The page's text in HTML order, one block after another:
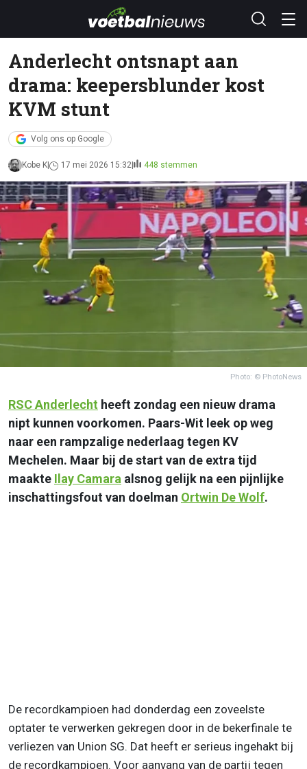
Anderlecht ontsnapt aan
drama: keepersblunder kost
KVM stunt
Volg ons op Google
Kobe K 17 mei 2026 15:32 448 stemmen
Photo: © PhotoNews
RSCAnderlecht heeft zondag een nieuw drama
nipt kunnen voorkomen. Paars-Wit leek op weg
naar een rampzalige nederlaag tegen KV
Mechelen. Maar bij de start van de extra tijd
maakte Ilay Camara alsnog gelijk na een pijnlijke
inschattingsfout van doelman Ortwin De Wolf.
De recordkampioen had donderdag een zoveelste
optater te verwerken gekregen door in de bekerfinale te
verliezen van Union SG. Dat heeft er serieus ingehakt bij
de recordkampioen. Voor aanvang van de partij tegen